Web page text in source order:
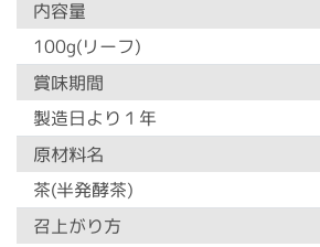
内容量
100g(リーフ)
賞味期間
製造日より１年
原材料名
茶(半発酵茶)
召上がり方